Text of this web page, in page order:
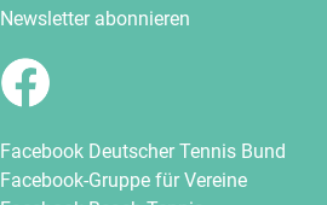
Newsletter abonnieren
Facebook Deutscher Tennis Bund
Facebook-Gruppe für Vereine